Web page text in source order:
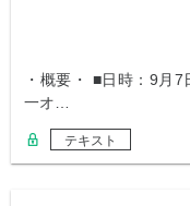
・概要・ ■日時：9月
一オ…
テキスト